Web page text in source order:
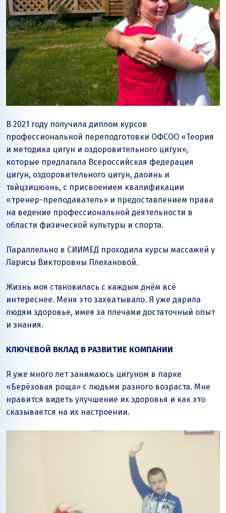
В 2021 году получила диплом курсов
профессиональной переподготовки ОФСОО «Теория
и методика цигун и оздоровительного цигун»,
которые предлагала Всероссийская федерация
цигун, оздоровительного цигун, даоинь и
тайцзицюань, с присвоением квалификации
«тренер-преподаватель» и предоставлением права
на ведение профессиональной деятельности в
области физической культуры и спорта.
Параллельно в СИИМЕД проходила курсы массажей у
Ларисы Викторовны Плехановой.
Жизнь моя становилась с каждым днём всё
интереснее. Меня это захватывало. Я уже дарила
людям здоровье, имея за плечами достаточный опыт
и знания.
КЛЮЧЕВОЙ ВКЛАД В РАЗВИТИЕ КОМПАНИИ
Я уже много лет занимаюсь цигуном в парке
«Берёзовая роща» с людьми разного возраста. Мне
нравится видеть улучшение их здоровья и как это
сказывается на их настроении.